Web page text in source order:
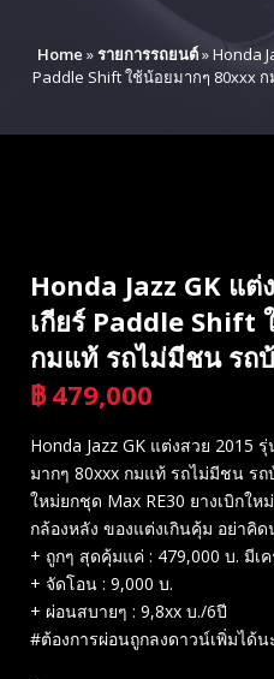
Home »รายการรถยนต์»Honda
Paddle Shift ใช้น้อยมากๆ 80xxx
Honda Jazz GK แ
เกียร์ Paddle Shift
กมแท้​ รถไม่มีชน รถ
฿ 479,000
Honda Jazz GK แต่งสวย 2015
มากๆ 80xxx กมแท้​ รถไม่มีชน รถ
ใหม่ยกชุด Max RE30 ยางเบิกใ
กล้องหลัง ของแต่งเกินคุ้ม อย่าคิ
+ ถูกๆ​ สุดคุ้มแค่​ : 479,000 บ. มีเ
+ จัดโอน : 9,000 บ.
+ ผ่อนสบายๆ : 9,8xx บ./6ปี
#ต้องการผ่อนถูกลงดาวน์เพิ่มได้น